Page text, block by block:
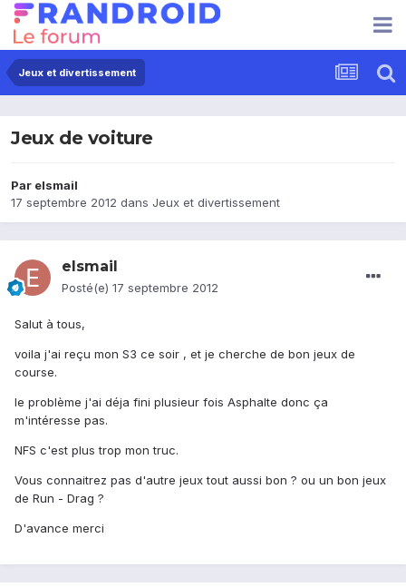
Jeux et divertissement
Jeux de voiture
Par elsmail
17 septembre 2012 dans Jeux et divertissement
elsmail
Posté(e) 17 septembre 2012
Salut à tous,
voila j'ai reçu mon S3 ce soir , et je cherche de bon jeux de
course.
le problème j'ai déja fini plusieur fois Asphalte donc ça
m'intéresse pas.
NFS c'est plus trop mon truc.
Vous connaitrez pas d'autre jeux tout aussi bon ? ou un bon jeux
de Run - Drag ?
D'avance merci